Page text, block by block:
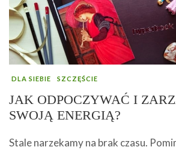
DLA SIEBIE SZCZĘŚCIE
JAK ODPOCZYWAĆ I
SWOJĄ ENERGIĄ?
Stale narzekamy na brak czasu.